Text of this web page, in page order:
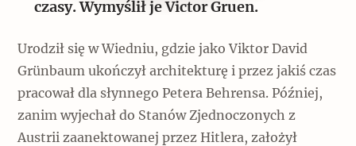
czasy. Wymyślił je Victor Gruen.
Urodził się w Wiedniu, gdzie jako Viktor David
Grünbaum ukończył architekturę i przez jakiś czas
pracował dla słynnego Petera Behrensa. Później,
zanim wyjechał do Stanów Zjednoczonych z
Austrii zaanektowanej przez Hitlera, założył